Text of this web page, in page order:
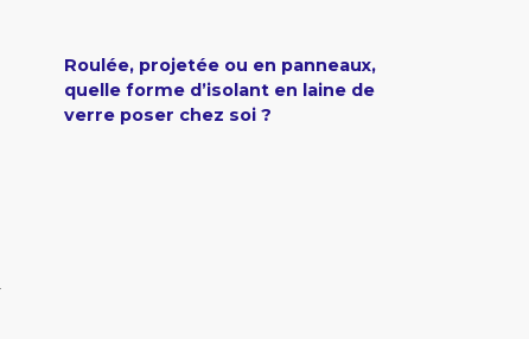
Roulée, projetée ou en panneaux,
quelle forme d’isolant en laine de
verre poser chez soi ?